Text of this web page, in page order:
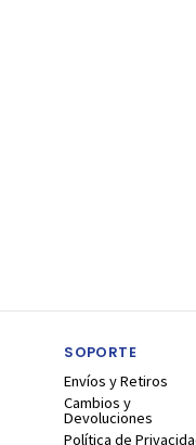
SOPORTE
Envíos y Retiros
Cambios y
Devoluciones
Política de